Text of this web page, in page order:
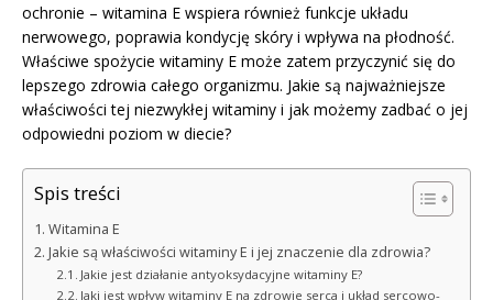
ochronie – witamina E wspiera również funkcje układu
nerwowego, poprawia kondycję skóry i wpływa na płodność.
Właściwe spożycie witaminy E może zatem przyczynić się do
lepszego zdrowia całego organizmu. Jakie są najważniejsze
właściwości tej niezwykłej witaminy i jak możemy zadbać o jej
odpowiedni poziom w diecie?
Spis treści
Witamina E
Jakie są właściwości witaminy E i jej znaczenie dla zdrowia?
Jakie jest działanie antyoksydacyjne witaminy E?
Jaki jest wpływ witaminy E na zdrowie serca i układ sercowo-